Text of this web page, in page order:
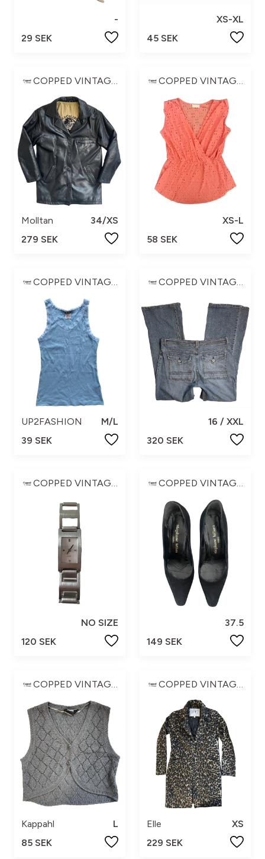
-
29 SEK
XS-XL
45 SEK
COPPED VINTAGE ☆
Molltan
34/XS
279 SEK
COPPED VINTAGE ☆
XS-L
58 SEK
COPPED VINTAGE ☆
UP2FASHION
M/L
39 SEK
COPPED VINTAGE ☆
16 / XXL
320 SEK
COPPED VINTAGE ☆
NO SIZE
120 SEK
COPPED VINTAGE ☆
37.5
149 SEK
COPPED VINTAGE ☆
Kappahl
L
85 SEK
COPPED VINTAGE ☆
Elle
XS
229 SEK